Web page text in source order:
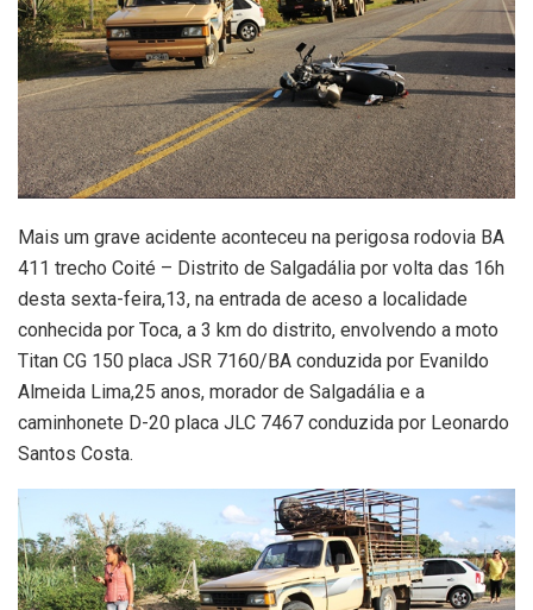
Mais um grave acidente aconteceu na perigosa rodovia BA
411 trecho Coité – Distrito de Salgadália por volta das 16h
desta sexta-feira,13, na entrada de aceso a localidade
conhecida por Toca, a 3 km do distrito, envolvendo a moto
Titan CG 150 placa JSR 7160/BA conduzida por Evanildo
Almeida Lima,25 anos, morador de Salgadália e a
caminhonete D-20 placa JLC 7467 conduzida por Leonardo
Santos Costa.